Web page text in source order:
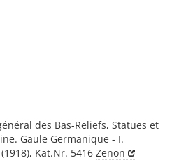
des Bas-Reliefs, Statues et
Gaule Germanique - I.
Kat.Nr. 5416 Zenon